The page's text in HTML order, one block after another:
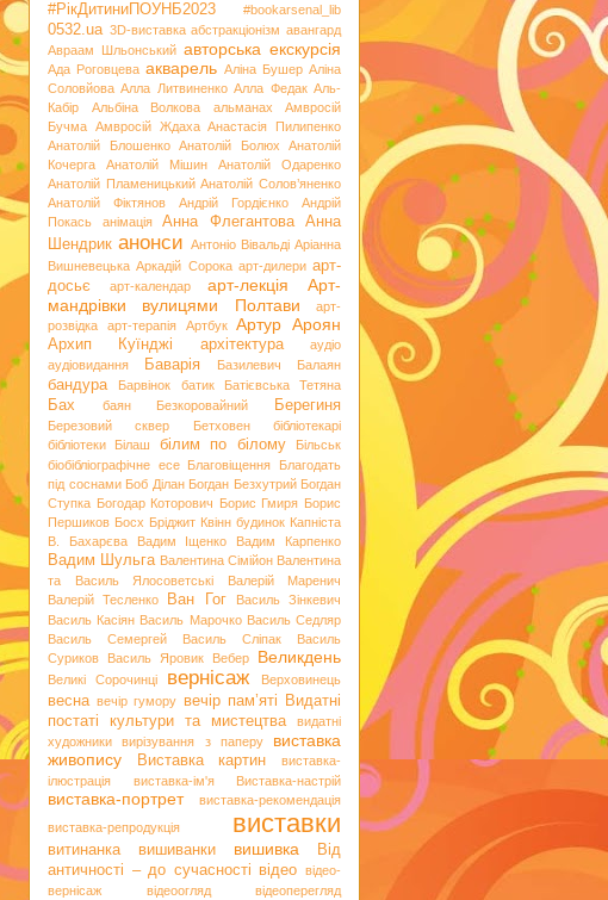
#РікДитиниПОУНБ2023 #bookarsenal_lib
0532.ua 3D-виставка абстракціонізм авангард
Авраам Шльонський авторська екскурсія
Ада Роговцева акварель Аліна Бушер Аліна
Соловйова Алла Литвиненко Алла Федак Аль-
Кабір
Альбіна Волкова альманах
Амвросій
Бучма Амвросій Ждаха Анастасія Пилипенко
Анатолій Блошенко
Анатолій Болюх
Анатолій
Кочерга
Анатолій Мішин
Анатолій Одаренко
Анатолій Пламеницький Анатолій Солов’яненко
Анатолій Фіктянов
Андрій Гордієнко
Андрій
Покась
анімація Анна Флегантова
Анна
Шендрик анонси Антоніо Вівальді Аріанна
Вишневецька Аркадій Сорока арт-дилери арт-
досьє
арт-календар арт-лекція
Арт-
мандрівки вулицями Полтави
арт-
розвідка
арт-терапія Артбук Артур Ароян
Архип Куїнджі архітектура
аудіо
аудіовидання
Баварія Базилевич Балаян
бандура Барвінок батик Батієвська Тетяна
Бах баян Безкоровайний Берегиня
Березовий сквер Бетховен
бібліотекарі
бібліотеки
Білаш білим по білому
Більськ
біобібліографічне есе
Благовіщення
Благодать
під соснами Боб Ділан Богдан Безхутрий Богдан
Ступка Богодар Которович Борис Гмиря Борис
Першиков Босх Бріджит Квінн будинок Капніста
В. Бахарєва
Вадим Іщенко Вадим Карпенко
Вадим Шульга Валентина Сімійон Валентина
та Василь Ялосоветські
Валерій Маренич
Валерій Тесленко
Ван Гог
Василь Зінкевич
Василь Касіян Василь Марочко Василь Седляр
Василь Семергей
Василь Сліпак
Василь
Суриков
Василь Яровик Вебер Великдень
Великі Сорочинці вернісаж Верховинець
весна вечір гумору вечір пам’яті
Видатні
постаті культури та мистецтва
видатні
художники
вирізування з паперу
виставка
живопису
Виставка картин
виставка-
ілюстрація
виставка-ім'я Виставка-настрій
виставка-портрет
виставка-рекомендація
виставка-репродукція
виставки
витинанка вишиванки вишивка
Від
античності – до сучасності відео відео-
вернісаж
відеоогляд
відеоперегляд